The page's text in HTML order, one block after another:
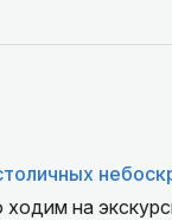
ходим на